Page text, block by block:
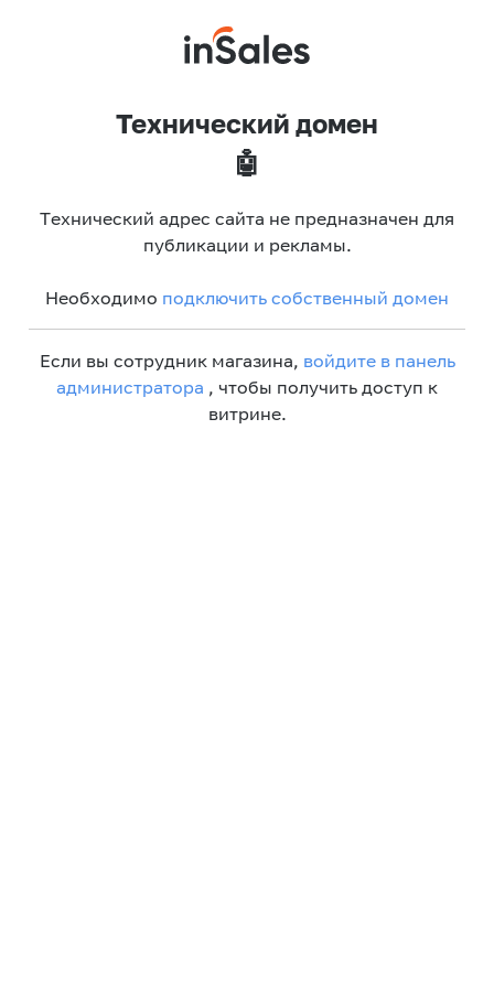
Технический домен
🤖
Технический адрес сайта не предназначен для
публикации и рекламы.
Необходимо подключить собственный домен
Если вы сотрудник магазина, войдите в панель
администратора , чтобы получить доступ к
витрине.